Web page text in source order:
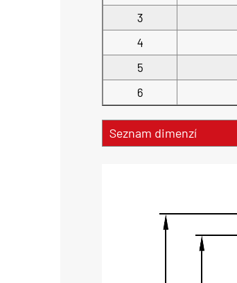
3
4
5
6
Seznam dimenzí